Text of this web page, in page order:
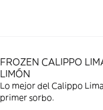
FROZEN CALIPPO
LIMÓN
Lo mejor del Calippo
primer sorbo.